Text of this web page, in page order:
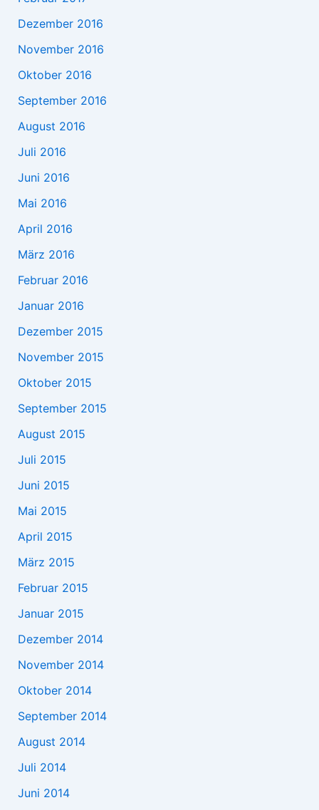
Dezember 2016
November 2016
Oktober 2016
September 2016
August 2016
Juli 2016
Juni 2016
Mai 2016
April 2016
März 2016
Februar 2016
Januar 2016
Dezember 2015
November 2015
Oktober 2015
September 2015
August 2015
Juli 2015
Juni 2015
Mai 2015
April 2015
März 2015
Februar 2015
Januar 2015
Dezember 2014
November 2014
Oktober 2014
September 2014
August 2014
Juli 2014
Juni 2014